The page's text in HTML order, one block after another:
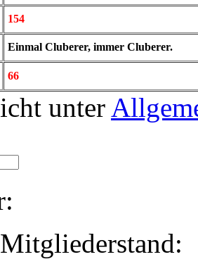
154
Einmal Cluberer, immer Cluberer.
66
unter